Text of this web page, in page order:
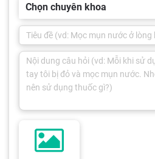
Chọn chuyên khoa